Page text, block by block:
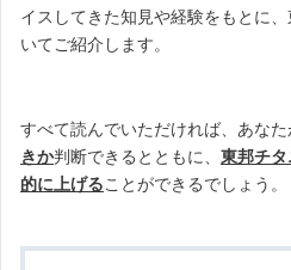
イスしてきた知見や経験をもとに
いてご紹介します。
すべて読んでいただければ、あなた
きか判断できるとともに、 東邦チ
的に上げることができるでしょう。